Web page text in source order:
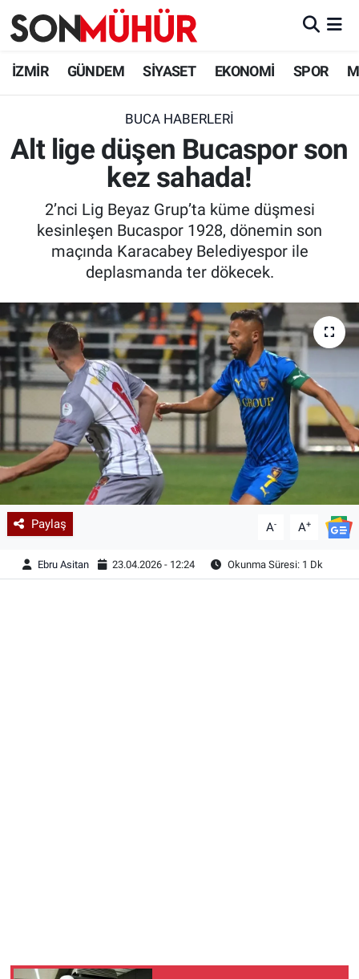
İZMİR GÜNDEM SİYASET EKONOMİ SPOR
BUCA HABERLERI
Alt lige düşen Bucaspor son
kez sahada!
2’nci Lig Beyaz Grup’ta küme düşmesi
kesinleşen Bucaspor 1928, dönemin son
maçında Karacabey Belediyespor ile
deplasmanda ter dökecek.
Paylaş A- A+
Ebru Asitan 23.04.2026 - 12:24 Okunma Süresi: 1 Dk
İzmir Nöbetçi Eczaneler
İzmir Namaz Vakitleri
İzmir Trafik Yoğunluk Haritası
Süper Lig Puan Durumu ve Fikstür
Tüm Manşetler
Son Dakika Haberleri
Haber Arşivi